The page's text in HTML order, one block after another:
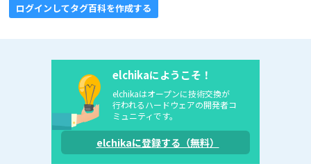
ログインしてタグ百科を作成する
elchikaにようこそ！
elchikaはオープンに技術交換が
行われるハードウェアの開発者コ
ミュニティです。
elchikaに登録する（無料）